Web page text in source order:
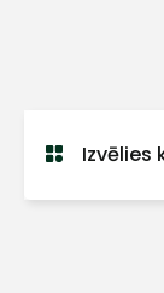
Izvēlies